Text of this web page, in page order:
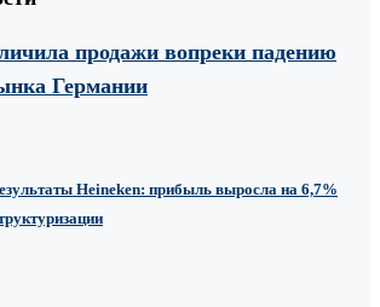
продажи вопреки падению
Германии
Heineken: прибыль выросла на 6,7%